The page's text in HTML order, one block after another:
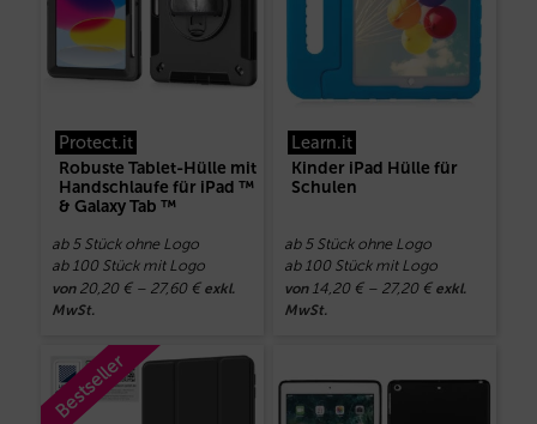
Protect.it
Robuste Tablet-Hülle mit
Handschlaufe für iPad ™
& Galaxy Tab ™
ab 5 Stück ohne Logo
ab 100 Stück mit Logo
von 20,20 € – 27,60 €exkl.
MwSt.
Learn.it
Kinder iPad Hülle für
Schulen
ab 5 Stück ohne Logo
ab 100 Stück mit Logo
von 14,20 € – 27,20 €exkl.
MwSt.
Bestseller